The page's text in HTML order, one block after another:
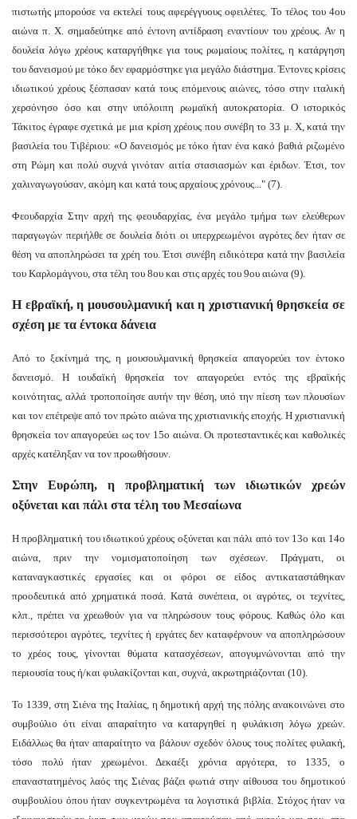
πιστωτής μπορούσε να εκτελεί τους αφερέγγυους οφειλέτες. Το τέλος του 4ου
αιώνα π. Χ. σημαδεύτηκε από έντονη αντίδραση εναντίουν του χρέους. Αν η
δουλεία λόγω χρέους καταργήθηκε για τους ρωμαίους πολίτες, η κατάργηση
του δανεισμού με τόκο δεν εφαρμόστηκε για μεγάλο διάστημα. Έντονες κρίσεις
ιδιωτικού χρέους ξέσπασαν κατά τους επόμενους αιώνες, τόσο στην ιταλική
χερσόνησο όσο και στην υπόλοιπη ρωμαϊκή αυτοκρατορία. Ο ιστορικός
Τάκιτος έγραφε σχετικά με μια κρίση χρέους που συνέβη το 33 μ. Χ, κατά την
βασιλεία του Τιβέριου: «Ο δανεισμός με τόκο ήταν ένα κακό βαθιά ριζωμένο
στη Ρώμη και πολύ συχνά γινόταν αιτία στασιασμών και έριδων. Έτσι, τον
χαλιναγωγούσαν, ακόμη και κατά τους αρχαίους χρόνους..." (7).
Φεουδαρχία Στην αρχή της φεουδαρχίας, ένα μεγάλο τμήμα των ελεύθερων
παραγωγών περιήλθε σε δουλεία διότι οι υπερχρεωμένοι αγρότες δεν ήταν σε
θέση να αποπληρώσει τα χρέη του. Έτσι συνέβη ειδικότερα κατά την βασιλεία
του Καρλομάγνου, στα τέλη του 8ου και στις αρχές του 9ου αιώνα (9).
Η εβραϊκή, η μουσουλμανική και η χριστιανική θρησκεία σε
σχέση με τα έντοκα δάνεια
Από το ξεκίνημά της, η μουσουλμανική θρησκεία απαγορεύει τον έντοκο
δανεισμό. Η ιουδαϊκή θρησκεία τον απαγορεύει εντός της εβραϊκής
κοινότητας, αλλά τροποποίησε αυτήν την θέση, υπό την πίεση των πλουσίων
και τον επέτρεψε από τον πρώτο αιώνα της χριστιανικής εποχής. Η χριστιανική
θρησκεία τον απαγορεύει ως τον 15ο αιώνα. Οι προτεσταντικές και καθολικές
αρχές κατέληξαν να τον προωθήσουν.
Στην Ευρώπη, η προβληματική των ιδιωτικών χρεών
οξύνεται και πάλι στα τέλη του Μεσαίωνα
Η προβληματική του ιδιωτικού χρέους οξύνεται και πάλι από τον 13ο και 14ο
αιώνα, πριν την νομισματοποίηση των σχέσεων. Πράγματι, οι
καταναγκαστικές εργασίες και οι φόροι σε είδος αντικαταστάθηκαν
προοδευτικά από χρηματικά ποσά. Κατά συνέπεια, οι αγρότες, οι τεχνίτες,
κλπ., πρέπει να χρεωθούν για να πληρώσουν τους φόρους. Καθώς όλο και
περισσότεροι αγρότες, τεχνίτες ή εργάτες δεν καταφέρνουν να αποπληρώσουν
το χρέος τους, γίνονται θύματα κατασχέσεων, απογυμνώνονται από την
περιουσία τους ή/και φυλακίζονται και, συχνά, ακρωτηριάζονται (10).
Το 1339, στη Σιένα της Ιταλίας, η δημοτική αρχή της πόλης ανακοινώνει στο
συμβούλιο ότι είναι απαραίτητο να καταργηθεί η φυλάκιση λόγω χρεών.
Ειδάλλως θα ήταν απαραίτητο να βάλουν σχεδόν όλους τους πολίτες φυλακή,
τόσο πολύ ήταν χρεωμένοι. Δεκαέξι χρόνια αργότερα, το 1335, ο
επαναστατημένος λαός της Σιένας βάζει φωτιά στην αίθουσα του δημοτικού
συμβουλίου όπου ήταν συγκεντρωμένα τα λογιστικά βιβλία. Στόχος ήταν να